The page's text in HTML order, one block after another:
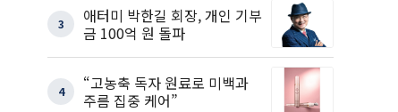
3
애터미 박한길 회장, 개인 기부
금 100억 원 돌파
4
“고농축 독자 원료로 미백과
주름 집중 케어”